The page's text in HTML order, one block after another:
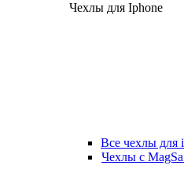
Чехлы для Iphone
Все чехлы для
Чехлы с